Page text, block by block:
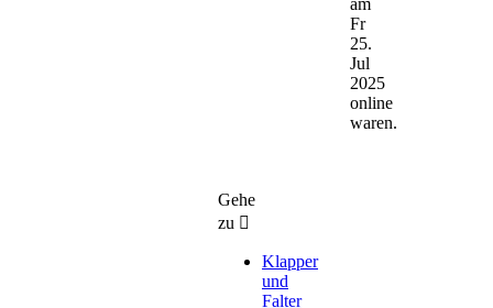
am
Fr
25.
Jul
2025
online
waren.
Gehe
zu
Klapper
und
Falter